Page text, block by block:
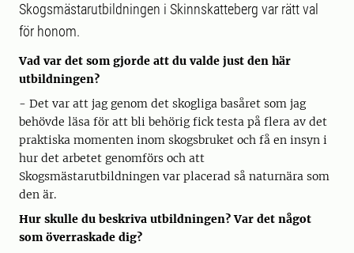
Skogsmästarutbildningen i Skinnskatteberg var rätt val
för honom.
Vad var det som gjorde att du valde just den här
utbildningen?
- Det var att jag genom det skogliga basåret som jag
behövde läsa för att bli behörig fick testa på flera av det
praktiska momenten inom skogsbruket och få en insyn i
hur det arbetet genomförs och att
Skogsmästarutbildningen var placerad så naturnära som
den är.
Hur skulle du beskriva utbildningen? Var det något
som överraskade dig?